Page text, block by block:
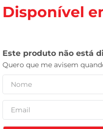
Disponível
leite
celular